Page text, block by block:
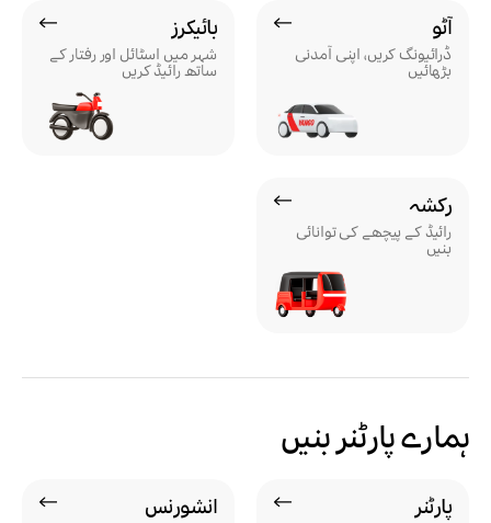
آٹو
ڈرائیونگ کریں، اپنی آمدنی
بڑھائیں
بائیکرز
شہر میں اسٹائل اور رفتار کے
ساتھ رائیڈ کریں
رکشہ
رائیڈ کے پیچھے کی توانائی
بنیں
ہمارے پارٹنر بنیں
پارٹنر انشورنس